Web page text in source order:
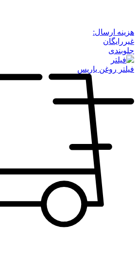
هزینه ارسال:
غیررایگان
جلوبندی
فیلتر روغن یاریس